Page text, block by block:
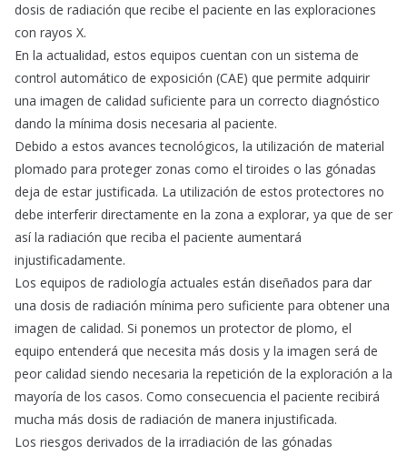
dosis de radiación que recibe el paciente en las exploraciones
con rayos X.
En la actualidad, estos equipos cuentan con un sistema de
control automático de exposición (CAE) que permite adquirir
una imagen de calidad suficiente para un correcto diagnóstico
dando la mínima dosis necesaria al paciente.
Debido a estos avances tecnológicos, la utilización de material
plomado para proteger zonas como el tiroides o las gónadas
deja de estar justificada. La utilización de estos protectores no
debe interferir directamente en la zona a explorar, ya que de ser
así la radiación que reciba el paciente aumentará
injustificadamente.
Los equipos de radiología actuales están diseñados para dar
una dosis de radiación mínima pero suficiente para obtener una
imagen de calidad. Si ponemos un protector de plomo, el
equipo entenderá que necesita más dosis y la imagen será de
peor calidad siendo necesaria la repetición de la exploración a la
mayoría de los casos. Como consecuencia el paciente recibirá
mucha más dosis de radiación de manera injustificada.
Los riesgos derivados de la irradiación de las gónadas